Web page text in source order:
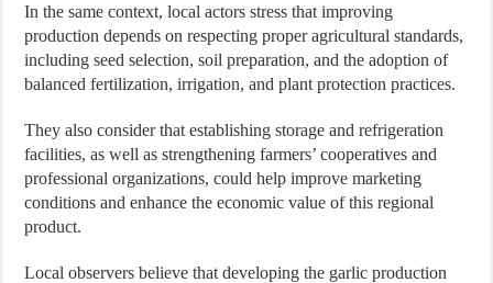
In the same context, local actors stress that improving
production depends on respecting proper agricultural standards,
including seed selection, soil preparation, and the adoption of
balanced fertilization, irrigation, and plant protection practices.
They also consider that establishing storage and refrigeration
facilities, as well as strengthening farmers’ cooperatives and
professional organizations, could help improve marketing
conditions and enhance the economic value of this regional
product.
Local observers believe that developing the garlic production